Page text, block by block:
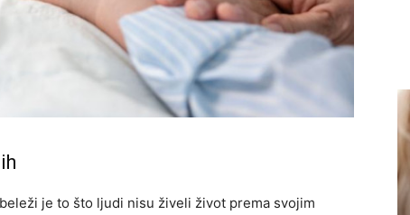
je to što ljudi nisu živeli život prema svojim